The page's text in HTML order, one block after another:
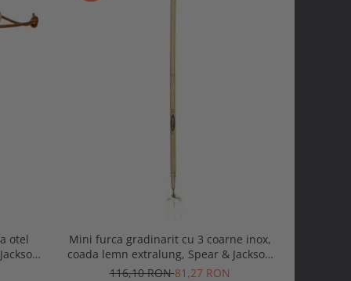
otel
Mini furca gradinarit cu 3 coarne inox,
coada lemn extralung, Spear & Jackson
Traditional Stainless
116,10 RON81,27 RON